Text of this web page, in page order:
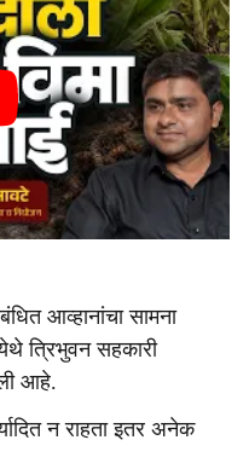
आव्हानांचा सामना
त्रिभुवन सहकारी
आहे.
न राहता इतर अनेक